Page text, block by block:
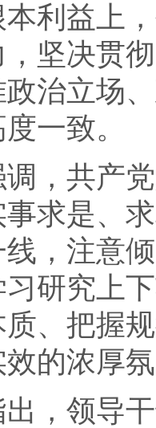
利益上
坚决贯
治立场
一致。
共产党
求是、
，注意
研究上
、把握
的浓厚
领导干